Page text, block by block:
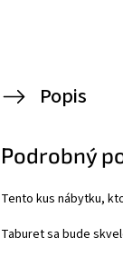
Popis
Podrobný
Tento kus nábytku,
Taburet sa bude